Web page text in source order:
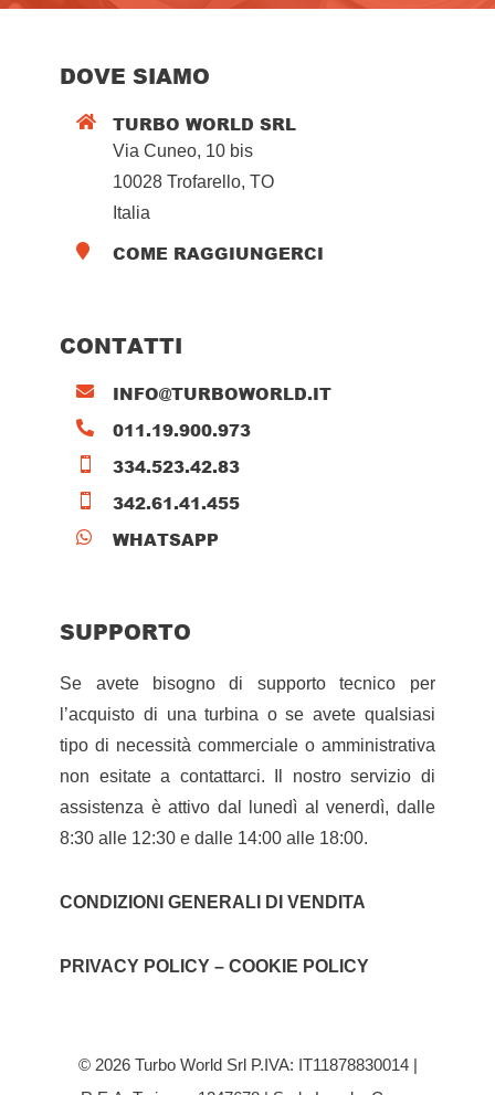
DOVE SIAMO
 TURBO WORLD SRL
Via Cuneo, 10 bis
10028 Trofarello, TO
Italia
 COME RAGGIUNGERCI
CONTATTI
 INFO@TURBOWORLD.IT
 011.19.900.973
 334.523.42.83
 342.61.41.455
 WHATSAPP
SUPPORTO
Se avete bisogno di supporto tecnico per
l’acquisto di una turbina o se avete qualsiasi
tipo di necessità commerciale o amministrativa
non esitate a contattarci. Il nostro servizio di
assistenza è attivo dal lunedì al venerdì, dalle
8:30 alle 12:30 e dalle 14:00 alle 18:00.
CONDIZIONI GENERALI DI VENDITA
PRIVACY POLICY – COOKIE POLICY
© 2026 Turbo World Srl P.IVA: IT11878830014 |